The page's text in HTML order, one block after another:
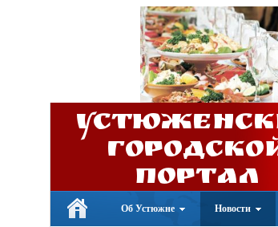
портал
Об Устюжне Новости